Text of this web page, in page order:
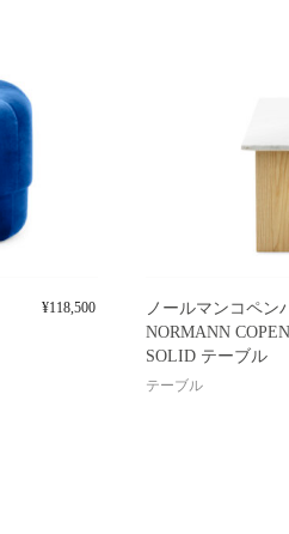
¥118,500
ノールマンコペン
NORMANN
SOLID テーブル
テーブル